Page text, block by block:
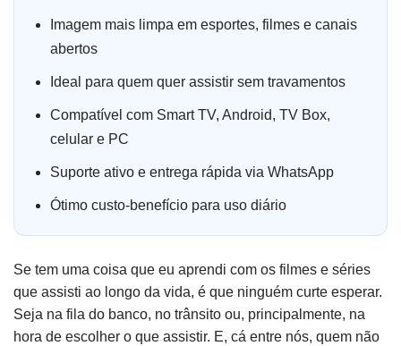
Imagem mais limpa em esportes, filmes e canais
abertos
Ideal para quem quer assistir sem travamentos
Compatível com Smart TV, Android, TV Box,
celular e PC
Suporte ativo e entrega rápida via WhatsApp
Ótimo custo-benefício para uso diário
Se tem uma coisa que eu aprendi com os filmes e séries
que assisti ao longo da vida, é que ninguém curte esperar.
Seja na fila do banco, no trânsito ou, principalmente, na
hora de escolher o que assistir. E, cá entre nós, quem não